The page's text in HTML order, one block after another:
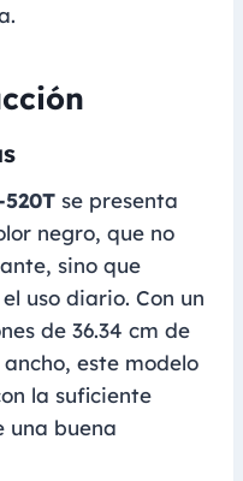
se presenta
negro, que no
sino que
uso diario. Con un
de 36.34 cm de
este modelo
la suficiente
buena